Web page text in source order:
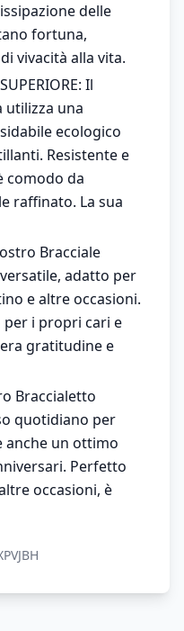
delle
fortuna,
vivacità alla vita.
Il
utilizza una
ecologico
Resistente e
comodo da
raffinato. La sua
Bracciale
adatto per
e altre occasioni.
i propri cari e
gratitudine e
Braccialetto
quotidiano per
anche un ottimo
Perfetto
occasioni, è